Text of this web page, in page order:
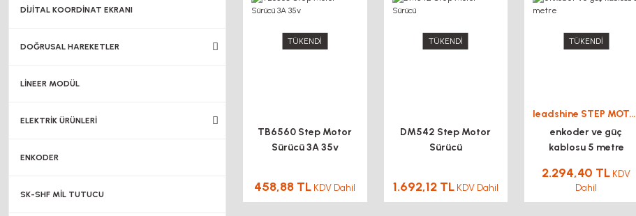
DİJİTAL KOORDİNAT EKRANI
DOĞRUSAL HAREKETLER
LİNEER MODÜL
ELEKTRİK ÜRÜNLERİ
ENKODER
SK-SHF MİL TUTUCU
TÜKENDİ
TB6560 Step Motor
Sürücü 3A 35v
458,88 TL KDV Dahil
TÜKENDİ
DM542 Step Motor
Sürücü
1.692,12 TL KDV Dahil
TÜKENDİ
leadshine STEP MOTOR DRİVER SÜRÜCÜ
enkoder ve güç
kablosu 5 metre
2.294,40 TL KDV
Dahil